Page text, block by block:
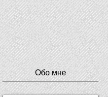
Обо мне